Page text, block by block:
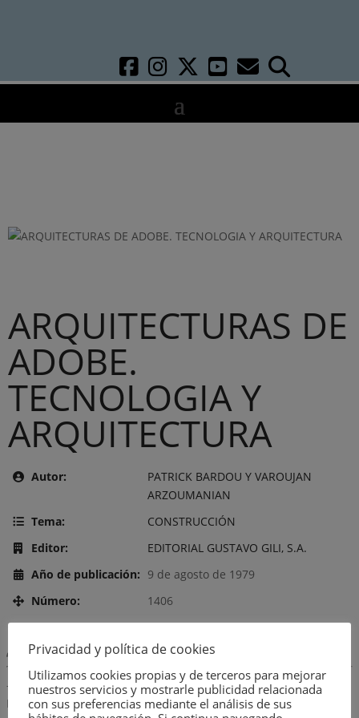
ARQUITECTURAS DE
ADOBE.
TECNOLOGIA Y
ARQUITECTURA
Autor:
PATRICK BARDOU Y VAROUJAN
ARZOUMANIAN
Tema:
CONSTRUCCIÓN
Editor:
EDITORIAL GUSTAVO GILI, S.A.
Año de publicación: 9 de agosto de 1979
Número:
1406
Descripción:
– COMPOSICION Y PROPIEDADES DEL HORMIGON DE TIERRA-
ESTABILIZACION- TECNICAS- ARQUITECTURA TRADICIONAL EN
Privacidad y política de cookies
Utilizamos cookies propias y de terceros para mejorar
nuestros servicios y mostrarle publicidad relacionada
con sus preferencias mediante el análisis de sus